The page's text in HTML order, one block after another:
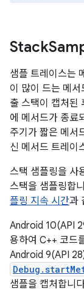
Stack
샘플 트레이스는
이 많이 드는 메
출 스택이 캡처된
에 메서드가 종료
주기가 짧은 메서
신 메서드 트레이
스택 샘플링을 사
스택을 샘플링합
플링 지속 시간과
Android 10(API
용하여 C++ 코드
Android 9(API
샘플을 캡처합니